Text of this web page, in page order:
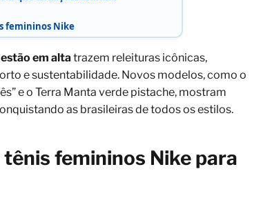
femininos Nike
em altatrazem releituras icônicas,
e sustentabilidade. Novos modelos, como o
e o Terra Manta verde pistache, mostram
as brasileiras de todos os estilos.
femininos Nike para